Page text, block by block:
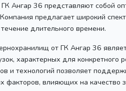
Ангар 36 представляют собой
предлагает широкий
длительного времени.
от ГК Ангар 36
характерных для
и технологий позволяет
факторов, влияющих на качество